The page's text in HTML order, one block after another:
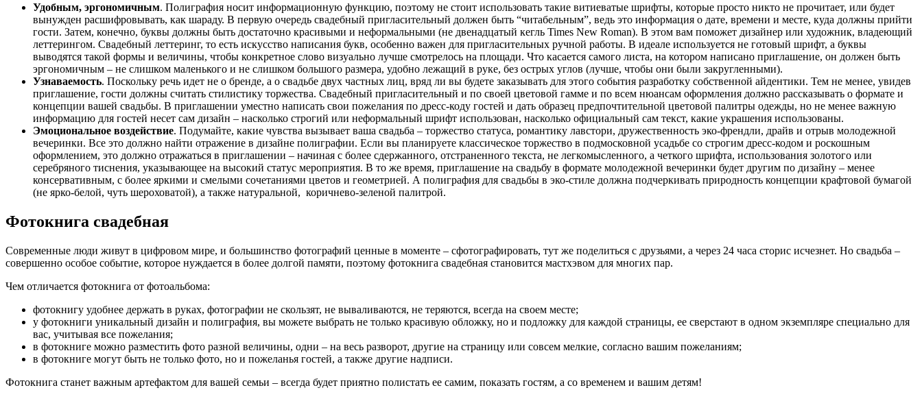
Удобным, эргономичным. Полиграфия носит информационную функцию, поэтому не стоит использовать такие витиеватые шрифты, которые просто никто не прочитает, или будет
вынужден расшифровывать, как шараду. В первую очередь свадебный пригласительный должен быть “читабельным”, ведь это информация о дате, времени и месте, куда должны прийти
гости. Затем, конечно, буквы должны быть достаточно красивыми и неформальными (не двенадцатый кегль Times New Roman). В этом вам поможет дизайнер или художник, владеющий
леттерингом. Свадебный леттеринг, то есть искусство написания букв, особенно важен для пригласительных ручной работы. В идеале используется не готовый шрифт, а буквы
выводятся такой формы и величины, чтобы конкретное слово визуально лучше смотрелось на площади. Что касается самого листа, на котором написано приглашение, он должен быть
эргономичным – не слишком маленького и не слишком большого размера, удобно лежащий в руке, без острых углов (лучше, чтобы они были закругленными).
Узнаваемость. Поскольку речь идет не о бренде, а о свадьбе двух частных лиц, вряд ли вы будете заказывать для этого события разработку собственной айдентики. Тем не менее, увидев
приглашение, гости должны считать стилистику торжества. Свадебный пригласительный и по своей цветовой гамме и по всем нюансам оформления должно рассказывать о формате и
концепции вашей свадьбы. В приглашении уместно написать свои пожелания по дресс-коду гостей и дать образец предпочтительной цветовой палитры одежды, но не менее важную
информацию для гостей несет сам дизайн – насколько строгий или неформальный шрифт использован, насколько официальный сам текст, какие украшения использованы.
Эмоциональное воздействие. Подумайте, какие чувства вызывает ваша свадьба – торжество статуса, романтику лавстори, дружественность эко-френдли, драйв и отрыв молодежной
вечеринки. Все это должно найти отражение в дизайне полиграфии. Если вы планируете классическое торжество в подмосковной усадьбе со строгим дресс-кодом и роскошным
оформлением, это должно отражаться в приглашении – начиная с более сдержанного, отстраненного текста, не легкомысленного, а четкого шрифта, использования золотого или
серебряного тиснения, указывающее на высокий статус мероприятия. В то же время, приглашение на свадьбу в формате молодежной вечеринки будет другим по дизайну – менее
консервативным, с более яркими и смелыми сочетаниями цветов и геометрией. А полиграфия для свадьбы в эко-стиле должна подчеркивать природность концепции крафтовой бумагой
(не ярко-белой, чуть шероховатой), а также натуральной, коричнево-зеленой палитрой.
Фотокнига свадебная
Современные люди живут в цифровом мире, и большинство фотографий ценные в моменте – сфотографировать, тут же поделиться с друзьями, а через 24 часа сторис исчезнет. Но свадьба –
совершенно особое событие, которое нуждается в более долгой памяти, поэтому фотокнига свадебная становится мастхэвом для многих пар.
Чем отличается фотокнига от фотоальбома:
фотокнигу удобнее держать в руках, фотографии не скользят, не вываливаются, не теряются, всегда на своем месте;
у фотокниги уникальный дизайн и полиграфия, вы можете выбрать не только красивую обложку, но и подложку для каждой страницы, ее сверстают в одном экземпляре специально для
вас, учитывая все пожелания;
в фотокниге можно разместить фото разной величины, одни – на весь разворот, другие на страницу или совсем мелкие, согласно вашим пожеланиям;
в фотокниге могут быть не только фото, но и пожеланья гостей, а также другие надписи.
Фотокнига станет важным артефактом для вашей семьи – всегда будет приятно полистать ее самим, показать гостям, а со временем и вашим детям!